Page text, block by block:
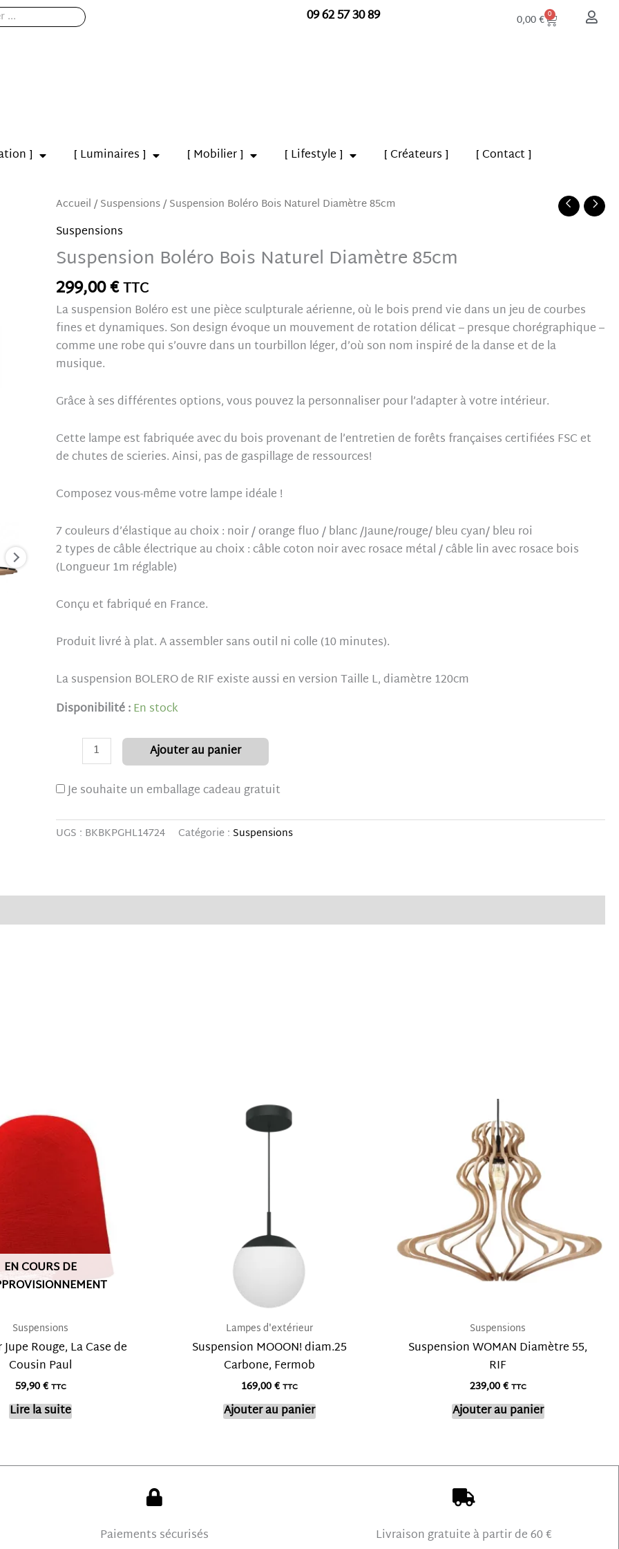
09 62 57 30 89 0,00€ 0
Panier
] [ Luminaires ] [ Mobilier ] [ Lifestyle ] [ Créateurs ] [ Contact ]
Accueil/Suspensions/ Suspension Boléro Bois Naturel Diamètre 85cm
Suspensions
Suspension Boléro Bois Naturel Diamètre 85cm
299,00€TTC
La suspension Boléro est une pièce sculpturale aérienne, où le bois prend vie dans un jeu de courbes
fines et dynamiques. Son design évoque un mouvement de rotation délicat – presque chorégraphique –
comme une robe qui s’ouvre dans un tourbillon léger, d’où son nom inspiré de la danse et de la
musique.
Grâce à ses différentes options, vous pouvez la personnaliser pour l’adapter à votre intérieur.
Cette lampe est fabriquée avec du bois provenant de l’entretien de forêts françaises certifiées FSC et
de chutes de scieries. Ainsi, pas de gaspillage de ressources!
Composez vous-même votre lampe idéale !
7 couleurs d’élastique au choix : noir / orange fluo / blanc /Jaune/rouge/ bleu cyan/ bleu roi
2 types de câble électrique au choix : câble coton noir avec rosace métal / câble lin avec rosace bois
(Longueur 1m réglable)
Conçu et fabriqué en France.
Produit livré à plat. A assembler sans outil ni colle (10 minutes).
La suspension BOLERO de RIF existe aussi en version Taille L, diamètre 120cm
Disponibilité :En stock
quantité
Suspension
Boléro
Naturel
Diamètre
85cm
Ajouter au panier
Je souhaite un emballage cadeau gratuit
UGS : BKBKPGHL14724 Catégorie : Suspensions
EN COURS DE
Suspensions
Rouge, La Case de
Cousin Paul
59,90€ TTC
Lire la suite
Lampes d'extérieur
Suspension MOOON! diam.25
Carbone, Fermob
169,00€ TTC
Ajouter au panier
Suspensions
Suspension WOMAN Diamètre 55,
RIF
239,00€ TTC
Ajouter au panier
Paiements sécurisés Livraison gratuite à partir de 60 €